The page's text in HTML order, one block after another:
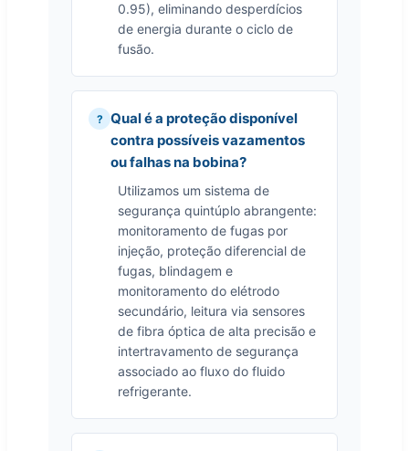
0.95), eliminando desperdícios
de energia durante o ciclo de
fusão.
Qual é a proteção disponível
contra possíveis vazamentos
ou falhas na bobina?
Utilizamos um sistema de
segurança quintúplo abrangente:
monitoramento de fugas por
injeção, proteção diferencial de
fugas, blindagem e
monitoramento do elétrodo
secundário, leitura via sensores
de fibra óptica de alta precisão e
intertravamento de segurança
associado ao fluxo do fluido
refrigerante.